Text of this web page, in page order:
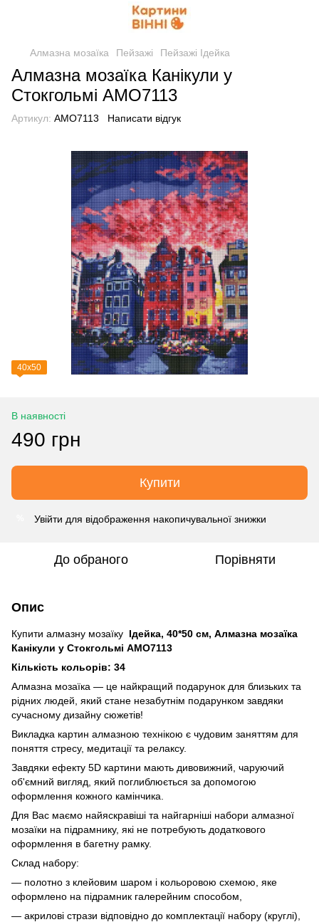
Алмазна мозаїка Пейзажі Пейзажі Ідейка
Алмазна мозаїка Канікули у
Стокгольмі AMO7113
Артикул: AMO7113 Написати відгук
40х50
В наявності
490 грн
Купити
Увійти для відображення накопичувальної знижки
До обраного Порівняти
Опис
Купити алмазну мозаїку Ідейка, 40*50 см, Алмазна мозаїка
Канікули у Стокгольмі AMO7113
Кількість кольорів: 34
Алмазна мозаїка — це найкращий подарунок для близьких та
рідних людей, який стане незабутнім подарунком завдяки
сучасному дизайну сюжетів!
Викладка картин алмазною технікою є чудовим заняттям для
поняття стресу, медитації та релаксу.
Завдяки ефекту 5D картини мають дивовижний, чаруючий
об'ємний вигляд, який поглиблюється за допомогою
оформлення кожного камінчика.
Для Вас маємо найяскравіші та найгарніші набори алмазної
мозаїки на підрамнику, які не потребують додаткового
оформлення в багетну рамку.
Склад набору:
— полотно з клейовим шаром і кольоровою схемою, яке
оформлено на підрамник галерейним способом,
— акрилові стрази відповідно до комплектації набору (круглі),